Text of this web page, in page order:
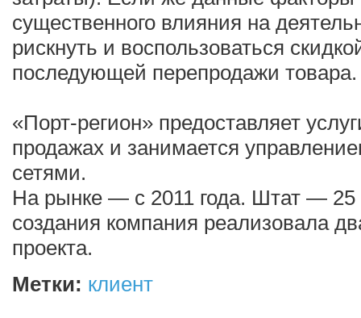
существенного влияния на
рискнуть и воспользоваться
последующей перепродажи товара.
«Порт-регион» предоставляет
продажах и занимается
сетями.
На рынке — с 2011 года. Штат — 25
создания компания реализовала
проекта.
Метки: клиент